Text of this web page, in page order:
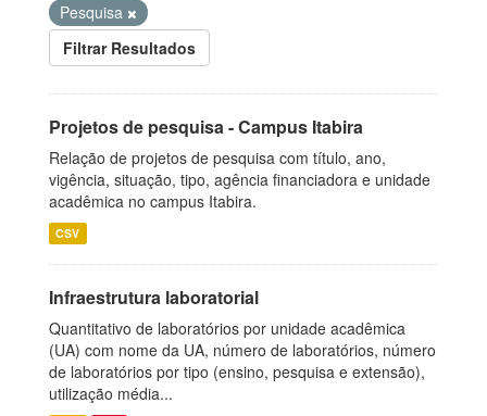
Pesquisa
Filtrar Resultados
Projetos de pesquisa - Campus Itabira
Relação de projetos de pesquisa com título, ano,
vigência, situação, tipo, agência financiadora e unidade
acadêmica no campus Itabira.
CSV
Infraestrutura laboratorial
Quantitativo de laboratórios por unidade acadêmica
(UA) com nome da UA, número de laboratórios, número
de laboratórios por tipo (ensino, pesquisa e extensão),
utilização média...